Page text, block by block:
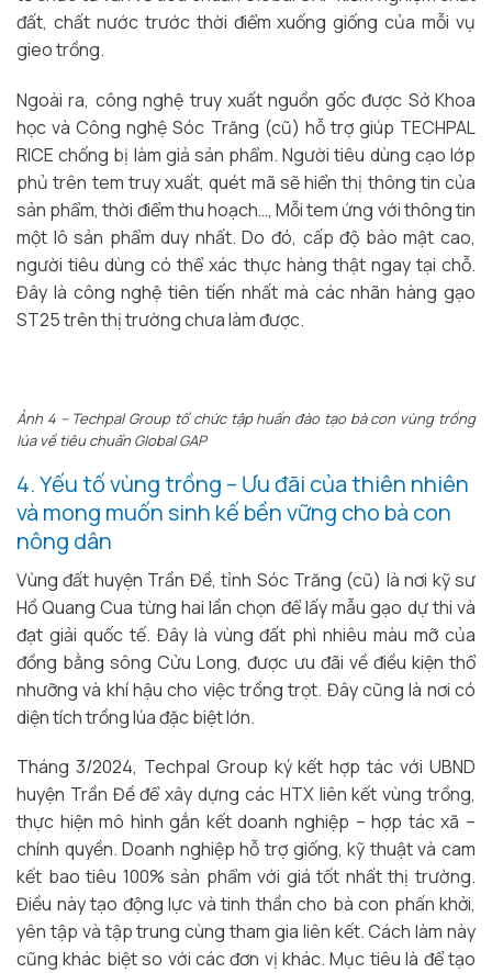
đất, chất nước trước thời điểm xuống giống của mỗi vụ
gieo trồng.
Ngoài ra, công nghệ truy xuất nguồn gốc được Sở Khoa
học và Công nghệ Sóc Trăng (cũ) hỗ trợ giúp TECHPAL
RICE chống bị làm giả sản phẩm. Người tiêu dùng cạo lớp
phủ trên tem truy xuất, quét mã sẽ hiển thị thông tin của
sản phẩm, thời điểm thu hoạch…, Mỗi tem ứng với thông tin
một lô sản phẩm duy nhất. Do đó, cấp độ bảo mật cao,
người tiêu dùng có thể xác thực hàng thật ngay tại chỗ.
Đây là công nghệ tiên tiến nhất mà các nhãn hàng gạo
ST25 trên thị trường chưa làm được.
Ảnh 4 – Techpal Group tổ chức tập huấn đào tạo bà con vùng trồng
lúa về tiêu chuẩn Global GAP
4. Yếu tố vùng trồng – Ưu đãi của thiên nhiên
và mong muốn sinh kế bền vững cho bà con
nông dân
Vùng đất huyện Trần Đề, tỉnh Sóc Trăng (cũ) là nơi kỹ sư
Hồ Quang Cua từng hai lần chọn để lấy mẫu gạo dự thi và
đạt giải quốc tế. Đây là vùng đất phì nhiêu màu mỡ của
đồng bằng sông Cửu Long, được ưu đãi về điều kiện thổ
nhưỡng và khí hậu cho việc trồng trọt. Đây cũng là nơi có
diện tích trồng lúa đặc biệt lớn.
Tháng 3/2024, Techpal Group ký kết hợp tác với UBND
huyện Trần Đề để xây dựng các HTX liên kết vùng trồng,
thực hiện mô hình gắn kết doanh nghiệp – hợp tác xã –
chính quyền. Doanh nghiệp hỗ trợ giống, kỹ thuật và cam
kết bao tiêu 100% sản phẩm với giá tốt nhất thị trường.
Điều này tạo động lực và tinh thần cho bà con phấn khởi,
yên tập và tập trung cùng tham gia liên kết. Cách làm này
cũng khác biệt so với các đơn vị khác. Mục tiêu là để tạo